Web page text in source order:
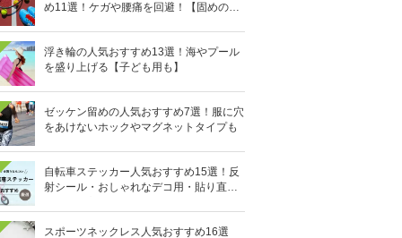
め11選！ケガや腰痛を回避！【固めの素
浮き輪の人気おすすめ13選！海やプール
を盛り上げる【子ども用も】
ゼッケン留めの人気おすすめ7選！服に穴
をあけないホックやマグネットタイプも
自転車ステッカー人気おすすめ15選！反
射シール・おしゃれなデコ用・貼り直し
スポーツネックレス人気おすすめ16選